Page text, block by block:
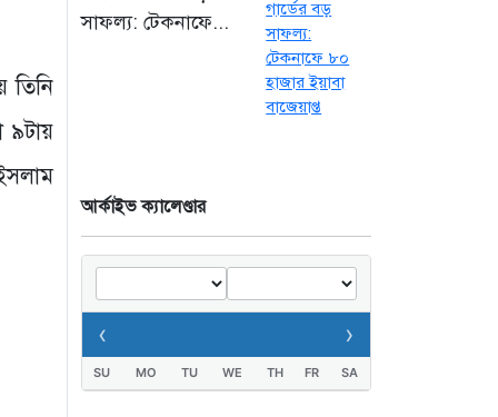
তিনি
৯টায়
৭ ঘণ্টা আগে
কক্সবাজারের মাতারবাড়ি
বিদ্যুৎ প্রকল্প পরিদর্শনে
সাফল্য: টেকনাফে...
আর্কাইভ ক্যালেণ্ডার
‹ ›
SU MO TU WE TH FR SA